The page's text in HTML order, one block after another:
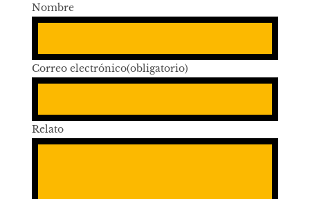
Nombre
Correo electrónico(obligatorio)
Relato